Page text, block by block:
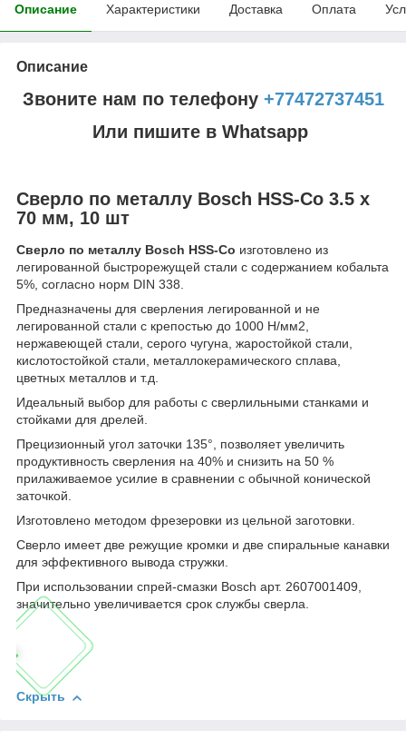
Описание Характеристики Доставка Оплата
Описание
Звоните нам по телефону +77472737451
Или пишите в Whatsapp
Сверло по металлу Bosch HSS-Co 3.5 x
70 мм, 10 шт
Сверло по металлу Bosch HSS-Co изготовлено из
легированной быстрорежущей стали с содержанием кобальта
5%, согласно норм DIN 338.
Предназначены для сверления легированной и не
легированной стали с крепостью до 1000 Н/мм2,
нержавеющей стали, серого чугуна, жаростойкой стали,
кислотостойкой стали, металлокерамического сплава,
цветных металлов и т.д.
Идеальный выбор для работы с сверлильными станками и
стойками для дрелей.
Прецизионный угол заточки 135°, позволяет увеличить
продуктивность сверления на 40% и снизить на 50 %
прилаживаемое усилие в сравнении с обычной конической
заточкой.
Изготовлено методом фрезеровки из цельной заготовки.
Сверло имеет две режущие кромки и две спиральные канавки
для эффективного вывода стружки.
При использовании спрей-смазки Bosch арт. 2607001409,
значительно увеличивается срок службы сверла.
Скрыть